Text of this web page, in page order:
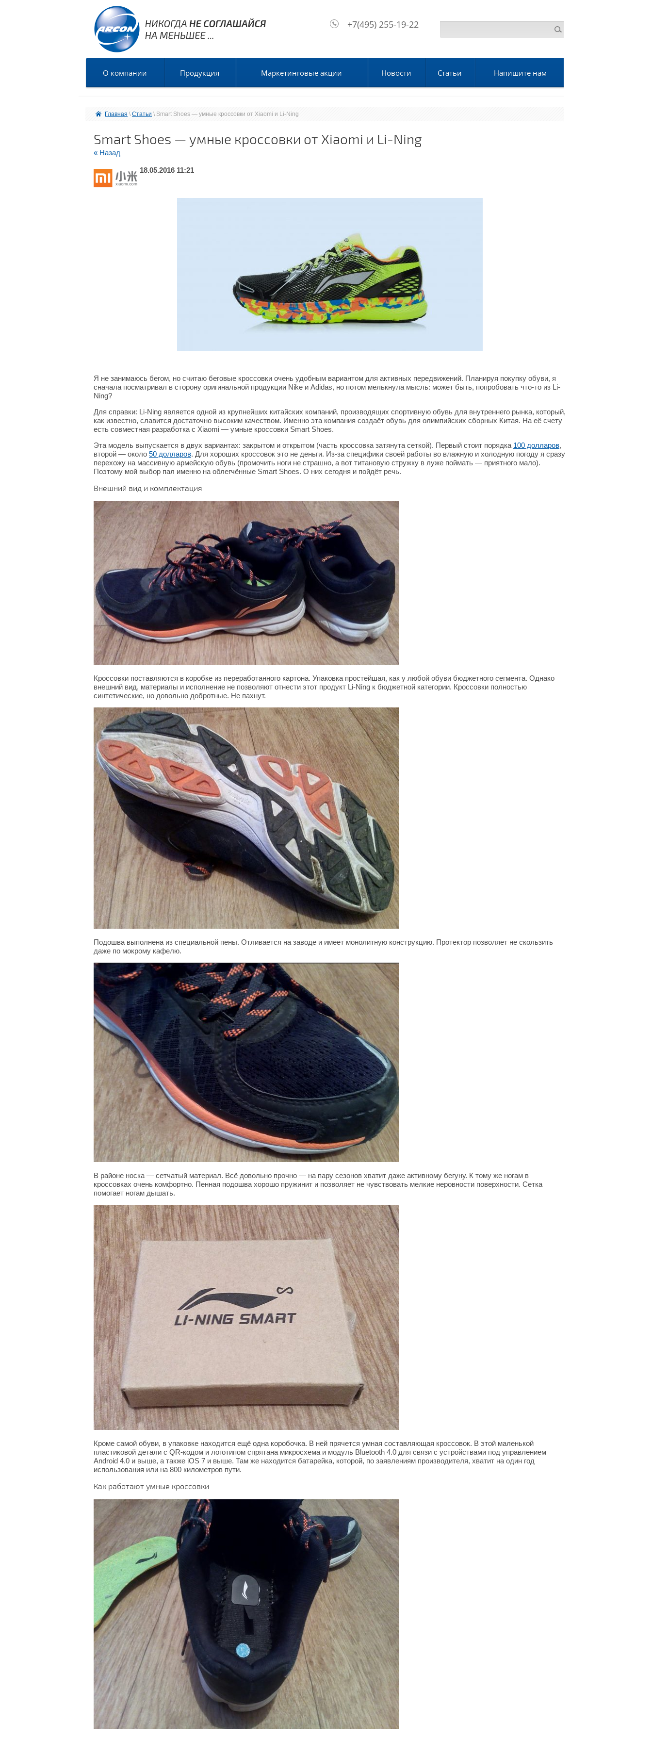
+7(495) 255-19-22
О компании Продукция Маркетинговые акции Новости Статьи Напишите нам
Главная \ Статьи \ Smart Shoes — умные кроссовки от Xiaomi и Li-Ning
Smart Shoes — умные кроссовки от Xiaomi и Li-Ning
« Назад
18.05.2016 11:21
Я не занимаюсь бегом, но считаю беговые кроссовки очень удобным вариантом для активных передвижений. Планируя покупку обуви, я
сначала посматривал в сторону оригинальной продукции Nike и Adidas, но потом мелькнула мысль: может быть, попробовать что-то из Li-
Ning?
Для справки: Li-Ning является одной из крупнейших китайских компаний, производящих спортивную обувь для внутреннего рынка, который,
как известно, славится достаточно высоким качеством. Именно эта компания создаёт обувь для олимпийских сборных Китая. На её счету
есть совместная разработка с Xiaomi — умные кроссовки Smart Shoes.
Эта модель выпускается в двух вариантах: закрытом и открытом (часть кроссовка затянута сеткой). Первый стоит порядка 100 долларов,
второй — около 50 долларов. Для хороших кроссовок это не деньги. Из-за специфики своей работы во влажную и холодную погоду я сразу
перехожу на массивную армейскую обувь (промочить ноги не страшно, а вот титановую стружку в луже поймать — приятного мало).
Поэтому мой выбор пал именно на облегчённые Smart Shoes. О них сегодня и пойдёт речь.
Внешний вид и комплектация
Кроссовки поставляются в коробке из переработанного картона. Упаковка простейшая, как у любой обуви бюджетного сегмента. Однако
внешний вид, материалы и исполнение не позволяют отнести этот продукт Li-Ning к бюджетной категории. Кроссовки полностью
синтетические, но довольно добротные. Не пахнут.
Подошва выполнена из специальной пены. Отливается на заводе и имеет монолитную конструкцию. Протектор позволяет не скользить
даже по мокрому кафелю.
В районе носка — сетчатый материал. Всё довольно прочно — на пару сезонов хватит даже активному бегуну. К тому же ногам в
кроссовках очень комфортно. Пенная подошва хорошо пружинит и позволяет не чувствовать мелкие неровности поверхности. Сетка
помогает ногам дышать.
Кроме самой обуви, в упаковке находится ещё одна коробочка. В ней прячется умная составляющая кроссовок. В этой маленькой
пластиковой детали с QR-кодом и логотипом спрятана микросхема и модуль Bluetooth 4.0 для связи с устройствами под управлением
Android 4.0 и выше, а также iOS 7 и выше. Там же находится батарейка, которой, по заявлениям производителя, хватит на один год
использования или на 800 километров пути.
Как работают умные кроссовки